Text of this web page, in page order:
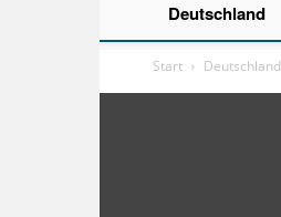
Deutschland
Start Deutschland